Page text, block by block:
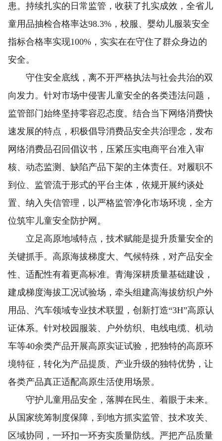
患。持续扎实的日常监管，收获了扎实成效，全省儿
童用品抽检合格率达98.3%，校服、婴幼儿服装安全
指标合格率实现100%，实实在在守住了群众身边的
安全。
守住安全底线，离不开严格执法与社会共治的双
向发力。针对市场中侵害儿童安全的各类违法问题，
监管部门始终坚持零容忍态度。结合当下网络消费快
速发展的特点，积极倡导消费品安全共治理念，发布
网络消费品召回倡议书，压紧压实电商平台准入审
核、动态监测、缺陷产品下架的主体责任。对履职不
到位、监管流于形式的平台主体，依规开展约谈处
置、纳入失信管理，以严格监管净化市场环境，全方
位筑牢儿童安全防护网。
立足高原地域特点，技术赋能是提升质量安全的
关键抓手。高原海拔梯度大、气候特殊，对产品安全
性、适配性有着更高标准。青海深耕质量基础建设，
建成梯度海拔工况试验场，牵头组建高海拔纺织户外
用品、汽车领域专业技术联盟，创新打造“3H”高原认
证体系。针对校园服装、户外纺织、电线电缆、机动
车等40余类产品开展高原实证试验，把独特的高原环
境特征，转化为产品提质、产业升级的独特优势，让
各类产品真正适配高原生活使用场景。
守护儿童用品安全，落脚在民生、着眼于未来。
从国家统筹制度保障，到地方抓实监管、技术攻关、
区域协同，一环扣一环夯实质量防线。严把产品质量